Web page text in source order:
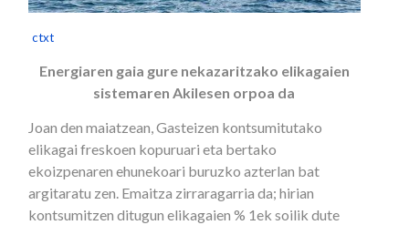
ctxt
Energiaren gaia gure nekazaritzako elikagaien
sistemaren Akilesen orpoa da
Joan den maiatzean, Gasteizen kontsumitutako
elikagai freskoen kopuruari eta bertako
ekoizpenaren ehunekoari buruzko azterlan bat
argitaratu zen. Emaitza zirraragarria da; hirian
kontsumitzen ditugun elikagaien % 1ek soilik dute